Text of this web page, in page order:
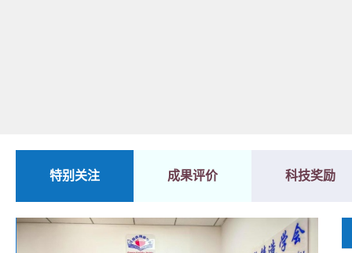
特别关注 成果评价 科技奖励